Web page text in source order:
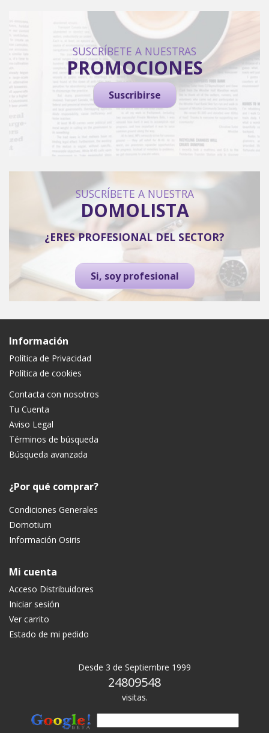
SUSCRÍBETE A NUESTRAS
PROMOCIONES
Suscribirse
SUSCRÍBETE A NUESTRA
DOMOLISTA
¿ERES PROFESIONAL DEL SECTOR?
Si, soy profesional
Información
Política de Privacidad
Política de cookies
Contacta con nosotros
Tu Cuenta
Aviso Legal
Términos de búsqueda
Búsqueda avanzada
¿Por qué comprar?
Condiciones Generales
Domotium
Información Osiris
Mi cuenta
Acceso Distribuidores
Iniciar sesión
Ver carrito
Estado de mi pedido
Desde 3 de Septiembre 1999
24809548
visitas.